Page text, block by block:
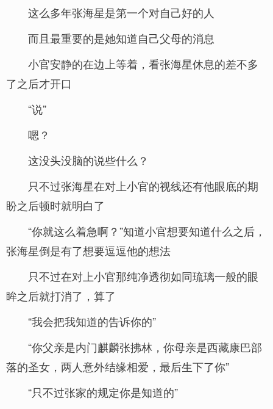
这么多年张海星是第一个对自己好的人
而且最重要的是她知道自己父母的消息
小官安静的在边上等着，看张海星休息的差不多
了之后才开口
“说”
嗯？
这没头没脑的说些什么？
只不过张海星在对上小官的视线还有他眼底的期
盼之后顿时就明白了
“你就这么着急啊？”知道小官想要知道什么之后，
张海星倒是有了想要逗逗他的想法
只不过在对上小官那纯净透彻如同琉璃一般的眼
眸之后就打消了，算了
“我会把我知道的告诉你的”
“你父亲是内门麒麟张拂林，你母亲是西藏康巴部
落的圣女，两人意外结缘相爱，最后生下了你”
“只不过张家的规定你是知道的”